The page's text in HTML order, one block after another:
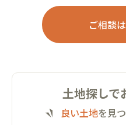
ご相談
土地探しで
良い土地を見